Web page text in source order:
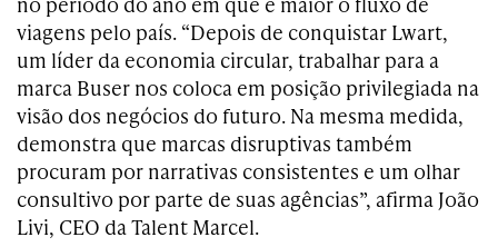
viagens pelo país. “Depois de conquistar Lwart,
um líder da economia circular, trabalhar para a
marca Buser nos coloca em posição privilegiada na
visão dos negócios do futuro. Na mesma medida,
demonstra que marcas disruptivas também
procuram por narrativas consistentes e um olhar
consultivo por parte de suas agências”, afirma João
Livi, CEO da Talent Marcel.